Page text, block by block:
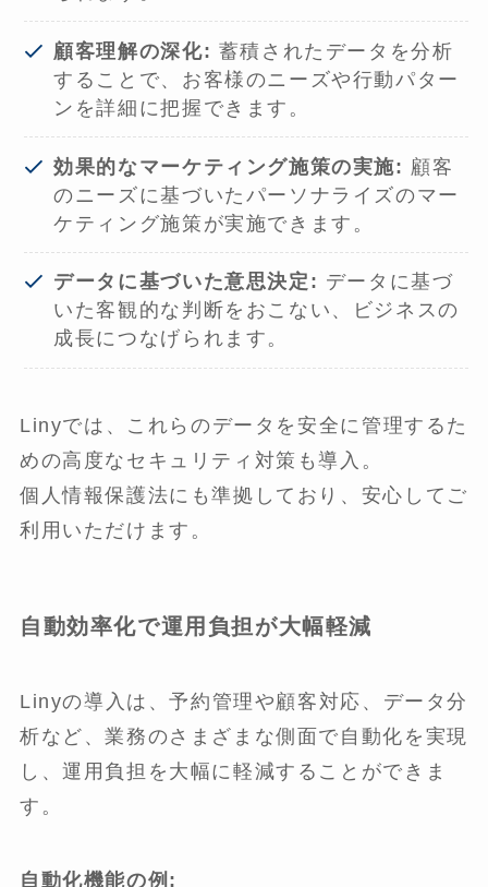
顧客理解の深化: 蓄積されたデータを分析
することで、お客様のニーズや行動パター
ンを詳細に把握できます。
効果的なマーケティング施策の実施: 顧客
のニーズに基づいたパーソナライズのマー
ケティング施策が実施できます。
データに基づいた意思決定: データに基づ
いた客観的な判断をおこない、ビジネスの
成長につなげられます。
Linyでは、これらのデータを安全に管理するた
めの高度なセキュリティ対策も導入。
個人情報保護法にも準拠しており、安心してご
利用いただけます。
自動効率化で運用負担が大幅軽減
Linyの導入は、予約管理や顧客対応、データ分
析など、業務のさまざまな側面で自動化を実現
し、運用負担を大幅に軽減することができま
す。
自動化機能の例: